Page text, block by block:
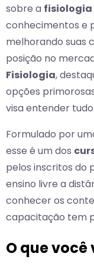
sobre a
conhecimentos e
melhorando suas
posição no
Fisiologia,
opções
visa entender
Formulado por
esse é um dos
pelos inscritos do
ensino livre a
conhecer os
capacitação tem
O que